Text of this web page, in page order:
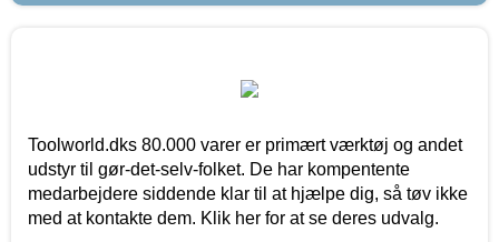
Toolworld.dks 80.000 varer er primært værktøj og andet
udstyr til gør-det-selv-folket. De har kompentente
medarbejdere siddende klar til at hjælpe dig, så tøv ikke
med at kontakte dem. Klik her for at se deres udvalg.